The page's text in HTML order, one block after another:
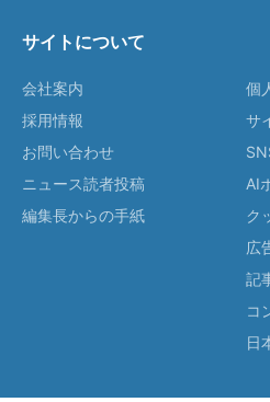
サイトについて
会社案内
採用情報
お問い合わせ
ニュース読者投稿
編集長からの手紙
個
サ
AI
ク
広
記
コ
日